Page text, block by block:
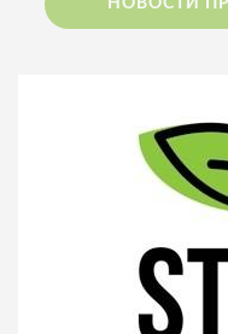
НОВОСТИ